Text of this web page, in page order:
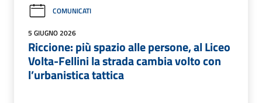
COMUNICATI
5 GIUGNO 2026
Riccione: più spazio alle persone, al Liceo
Volta-Fellini la strada cambia volto con
l’urbanistica tattica